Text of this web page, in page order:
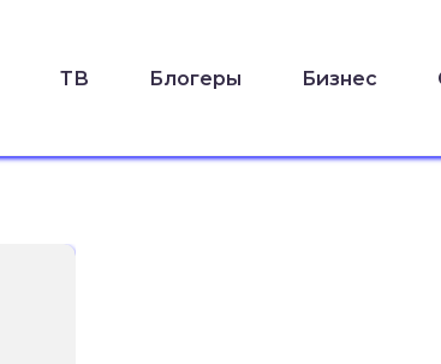
ТВ Блогеры Бизнес